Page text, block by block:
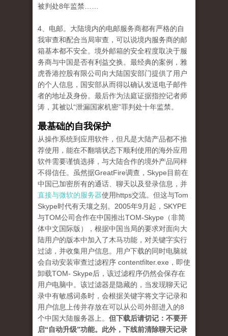
被判处8年监禁……
4、电邮。大陆境内的电邮服务商都有严格的自
我审查和配合当局审查，可以说境内服务商的邮
箱基本都不安全。境外邮箱的安全程度取决于服
务商与中国是否有利益交换。最经典的案例，雅
虎香港控股有限公司向大陆国安部门提供了用户
的个人信息，国安部从而得以确认发送电子邮件
者的地址及身份。最后作为法庭证据指控记者师
涛，其被以“泄漏国家机密”罪判处十年监禁。
最基础的自我保护
从操作系统到应用软件，但凡是大陆产品都不推
荐使用，能在不翻墙状态下顺利使用的海外应用
软件需要谨慎选择，与大陆合作的境外产品同样
不得信任。虽然据GreatFire调查，Skype目前在
中国已加密所有的通话、聊天以及登录信息，并
直接与微软的服务器使用https交流。但这与Tom
Skype时代有天壤之别。2005年9月起，SKYPE
与TOM公司合作在中国推出TOM-Skype（非简
体中文国际版），根据中国当局的要求对面向大
陆用户的版本中加入了木马功能，对关键字实行
过滤，并收集用户信息。用户下载的同时电脑就
会自动安装审查过滤程序 contentfilter.exe，即使
卸载TOM- Skype后，该过滤程序仍然会保存在
用户电脑中。该过滤器是隐藏的，当发现聊天记
录中有敏感词条时，会根据关键字将文字记录和
用户信息上传并存放在可以从公司外部进入的8
个中国大陆服务器上。 但下载后请切记：不要开
启“自动升级”功能。此外，下线前清除聊天记录